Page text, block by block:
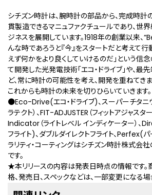
シチズン時計は、腕時計の部品から、完成時計
貫製造できるマニュファクチュールであり、世
ジネスを展開しています。1918年の創業以来
んな時であろうと『今』をスタートだと考えて
えず何かをより良くしていけるのだ」という信
て開発した光発電技術「エコ・ドライブ」や、
ど、常に時計の可能性を考え、開発を重ねてき
これからも時計の未来を切りひらいていきます。
●Eco-Drive(エコ・ドライブ)、スーパーチタニ
ラテクト）、FIT-ADJUSTER（フィットアジャス
Indicator（ライトレベル インディケーター）、
フライト)、ダブルダイレクトフライト、Perfex(
ラリティ・コーティングはシチズン時計株式会
です。
★本リリースの内容は発表日時点の情報です。
格、発売日、スペックなどは、一部変更になる場